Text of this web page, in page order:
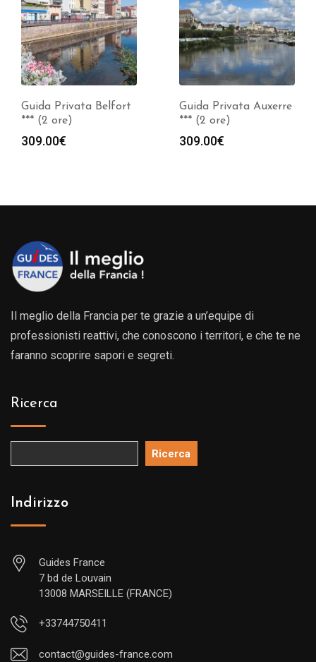
Guida Privata Belfort
*** (2 ore)
309.00€
Guida Privata Auxerre
*** (2 ore)
309.00€
Il meglio della Francia per te grazie a un’equipe di
professionisti reattivi, che conoscono i territori, e che te ne
faranno scoprire sapori e segreti.
Ricerca
Ricerca
Indirizzo
Guides France
7 bd de Louvain
13008 MARSEILLE (FRANCE)
+33744750411
contact@guides-france.com